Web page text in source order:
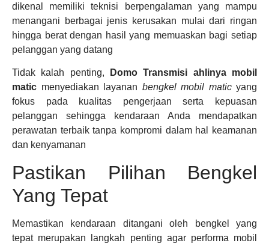
dikenal memiliki teknisi berpengalaman yang mampu
menangani berbagai jenis kerusakan mulai dari ringan
hingga berat dengan hasil yang memuaskan bagi setiap
pelanggan yang datang
Tidak kalah penting,
Domo Transmisi ahlinya mobil
matic menyediakan layanan bengkel mobil maticyang
fokus pada kualitas pengerjaan serta kepuasan
pelanggan sehingga kendaraan Anda mendapatkan
perawatan terbaik tanpa kompromi dalam hal keamanan
dan kenyamanan
Pastikan Pilihan Bengkel
Yang Tepat
Memastikan kendaraan ditangani oleh bengkel yang
tepat merupakan langkah penting agar performa mobil